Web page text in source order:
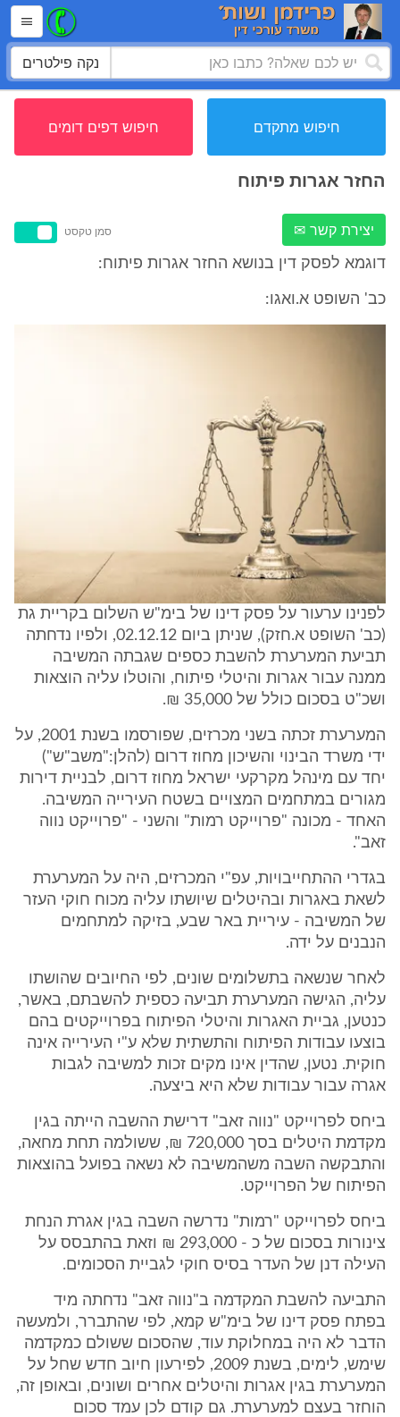
נקה פילטרים
חיפוש מתקדם חיפוש דפים דומים
החזר אגרות פיתוח
יצירת קשר ✉ סמן טקסט
דוגמא לפסק דין בנושא החזר אגרות פיתוח:
כב' השופט א.ואגו:
לפנינו ערעור על פסק דינו של בימ"ש השלום בקריית גת
(כב' השופט א.חזק), שניתן ביום 02.12.12, ולפיו נדחתה
תביעת המערערת להשבת כספים שגבתה המשיבה
ממנה עבור אגרות והיטלי פיתוח, והוטלו עליה הוצאות
ושכ"ט בסכום כולל של 35,000 ₪.
המערערת זכתה בשני מכרזים, שפורסמו בשנת 2001, על
ידי משרד הבינוי והשיכון מחוז דרום (להלן:"משב"ש")
יחד עם מינהל מקרקעי ישראל מחוז דרום, לבניית דירות
מגורים במתחמים המצויים בשטח העירייה המשיבה.
האחד - מכונה "פרוייקט רמות" והשני - "פרוייקט נווה
זאב".
בגדרי ההתחייבויות, עפ"י המכרזים, היה על המערערת
לשאת באגרות ובהיטלים שיושתו עליה מכוח חוקי העזר
של המשיבה - עיריית באר שבע, בזיקה למתחמים
הנבנים על ידה.
לאחר שנשאה בתשלומים שונים, לפי החיובים שהושתו
עליה, הגישה המערערת תביעה כספית להשבתם, באשר,
כנטען, גביית האגרות והיטלי הפיתוח בפרוייקטים בהם
בוצעו עבודות הפיתוח והתשתית שלא ע"י העירייה אינה
חוקית. נטען, שהדין אינו מקים זכות למשיבה לגבות
אגרה עבור עבודות שלא היא ביצעה.
ביחס לפרוייקט "נווה זאב" דרישת ההשבה הייתה בגין
מקדמת היטלים בסך 720,000 ₪, ששולמה תחת מחאה,
והתבקשה השבה משהמשיבה לא נשאה בפועל בהוצאות
הפיתוח של הפרוייקט.
ביחס לפרוייקט "רמות" נדרשה השבה בגין אגרת הנחת
צינורות בסכום של כ - 293,000 ₪ וזאת בהתבסס על
העילה דנן של העדר בסיס חוקי לגביית הסכומים.
התביעה להשבת המקדמה ב"נווה זאב" נדחתה מיד
בפתח פסק דינו של בימ"ש קמא, לפי שהתברר, ולמעשה
הדבר לא היה במחלוקת עוד, שהסכום ששולם כמקדמה
שימש, לימים, בשנת 2009, לפירעון חיוב חדש שחל על
המערערת בגין אגרות והיטלים אחרים ושונים, ובאופן זה,
הוחזר בעצם למערערת. גם קודם לכן עמד סכום